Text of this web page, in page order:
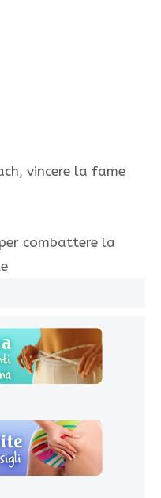
,vincere la fame
combattere la